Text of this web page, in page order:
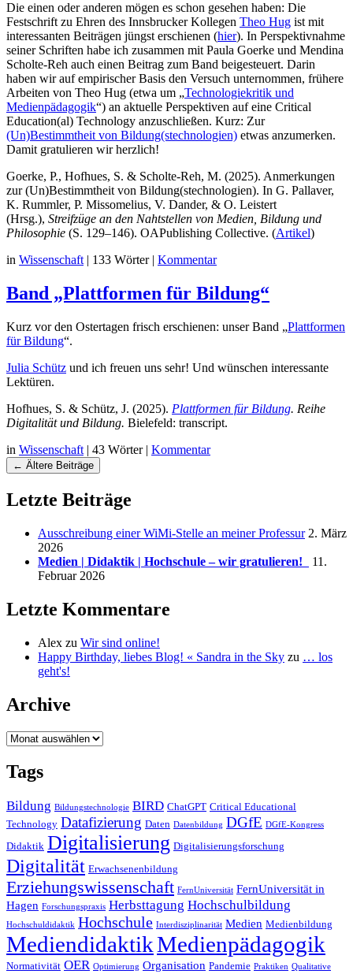
Die einen oder anderen mögen es schon gesehen haben: Die
Festschrift zu Ehren des Innsbrucker Kollegen Theo Hug ist mit
interessanten Beiträgen jüngst erschienen (hier). In Perspektivnahme
seiner Schriften habe ich zusammen mit Paula Goerke und Mendina
Scholte-Reh auch einen Beitrag zum Band beigesteuert. Darin
haben wir auf empirischer Basis den Versuch unternommen, frühere
Arbeiten von Theo Hug (etwa um „Technologiekritik und
Medienpädagogik“) an aktuelle Perspektiven auf eine Critical
Education(al) Technology anzuschließen. Kurz: Zur
(Un)Bestimmtheit von Bildung(stechnologien) etwas anzumerken.
Damit gratulieren wir herzlich!
Goerke, P., Hofhues, S. & Scholte-Reh, M. (2025). Anmerkungen
zur (Un)Bestimmtheit von Bildung(stechnologien). In G. Pallaver,
K. Rummler, P. Missomelius, V. Dander, & O. Leistert
(Hrsg.), Streifzüge an den Nahtstellen von Medien, Bildung und
Philosophie (S. 129–146). OAPublishing Collective. (Artikel)
in Wissenschaft | 133 Wörter | Kommentar
Band „Plattformen für Bildung“
Kurz vor den Ostertagen frisch erschienen: unser Band „Plattformen
für Bildung“.
Julia Schütz und ich freuen uns sehr! Und wünschen interessante
Lektüren.
Hofhues, S. & Schütz, J. (2025). Plattformen für Bildung. Reihe
Digitalität und Bildung. Bielefeld: transcript.
in Wissenschaft | 43 Wörter | Kommentar
Navigation
← Ältere Beiträge
Letzte Beiträge
Ausschreibung einer WiMi-Stelle an meiner Professur 2. März
2026
Medien | Didaktik | Hochschule – wir gratulieren!
11.
Februar 2026
Letzte Kommentare
Alex zu Wir sind online!
Happy Birthday, liebes Blog! « Sandra in the Sky zu … los
geht's!
Archive
Archive
Tags
Bildung Bildungstechnologie BIRD ChatGPT Critical Educational
Technology Datafizierung Daten Datenbildung DGfE DGfE-Kongress
Didaktik Digitalisierung Digitalisierungsforschung
Digitalität Erwachsenenbildung
Erziehungswissenschaft FernUniversität FernUniversität in
Hagen Forschungspraxis Herbsttagung Hochschulbildung
Hochschuldidaktik Hochschule Interdisziplinarität Medien Medienbildung
MediendidaktikMedienpädagogik
Normativität OER Optimierung Organisation Pandemie Praktiken Qualitative